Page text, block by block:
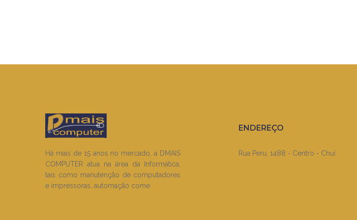
Há mais de 15 anos no mercado, a DMAIS
COMPUTER atua na área da Informática,
tais como manutenção de computadores
e impressoras, automação come
ENDEREÇO
Rua Peru, 1488 - Centro - Chuí